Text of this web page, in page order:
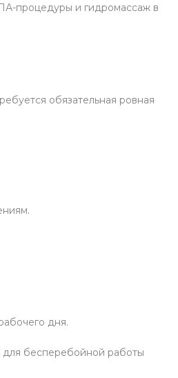
процедуры и гидромассаж в
обязательная ровная
дня.
бесперебойной работы